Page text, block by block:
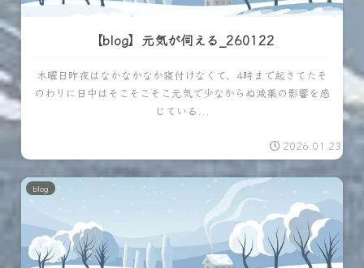
【blog】元気が伺える_260122
木曜日昨夜はなかなかなか寝付けなくて、4時まで起きてたそ
のわりに日中はそこそこそこ元気で少なからぬ減薬の影響を感
じている...
2026.01.23
blog